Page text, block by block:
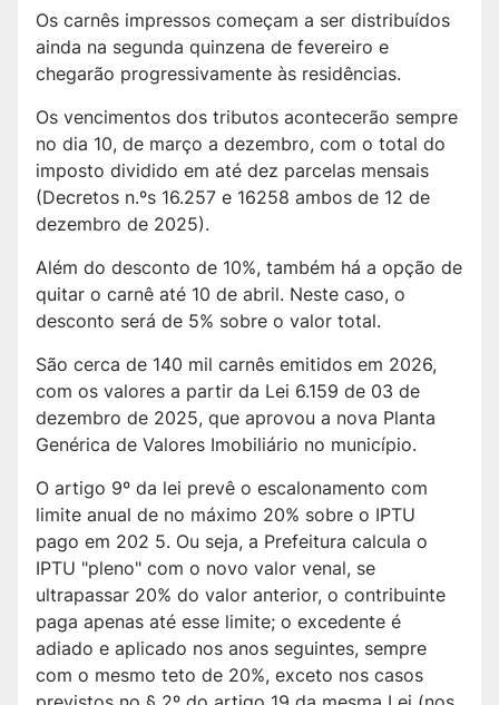
Os carnês impressos começam a ser distribuídos
ainda na segunda quinzena de fevereiro e
chegarão progressivamente às residências.
Os vencimentos dos tributos acontecerão sempre
no dia 10, de março a dezembro, com o total do
imposto dividido em até dez parcelas mensais
(Decretos n.ºs 16.257 e 16258 ambos de 12 de
dezembro de 2025).
Além do desconto de 10%, também há a opção de
quitar o carnê até 10 de abril. Neste caso, o
desconto será de 5% sobre o valor total.
São cerca de 140 mil carnês emitidos em 2026,
com os valores a partir da Lei 6.159 de 03 de
dezembro de 2025, que aprovou a nova Planta
Genérica de Valores Imobiliário no município.
O artigo 9º da lei prevê o escalonamento com
limite anual de no máximo 20% sobre o IPTU
pago em 202 5. Ou seja, a Prefeitura calcula o
IPTU "pleno" com o novo valor venal, se
ultrapassar 20% do valor anterior, o contribuinte
paga apenas até esse limite; o excedente é
adiado e aplicado nos anos seguintes, sempre
com o mesmo teto de 20%, exceto nos casos